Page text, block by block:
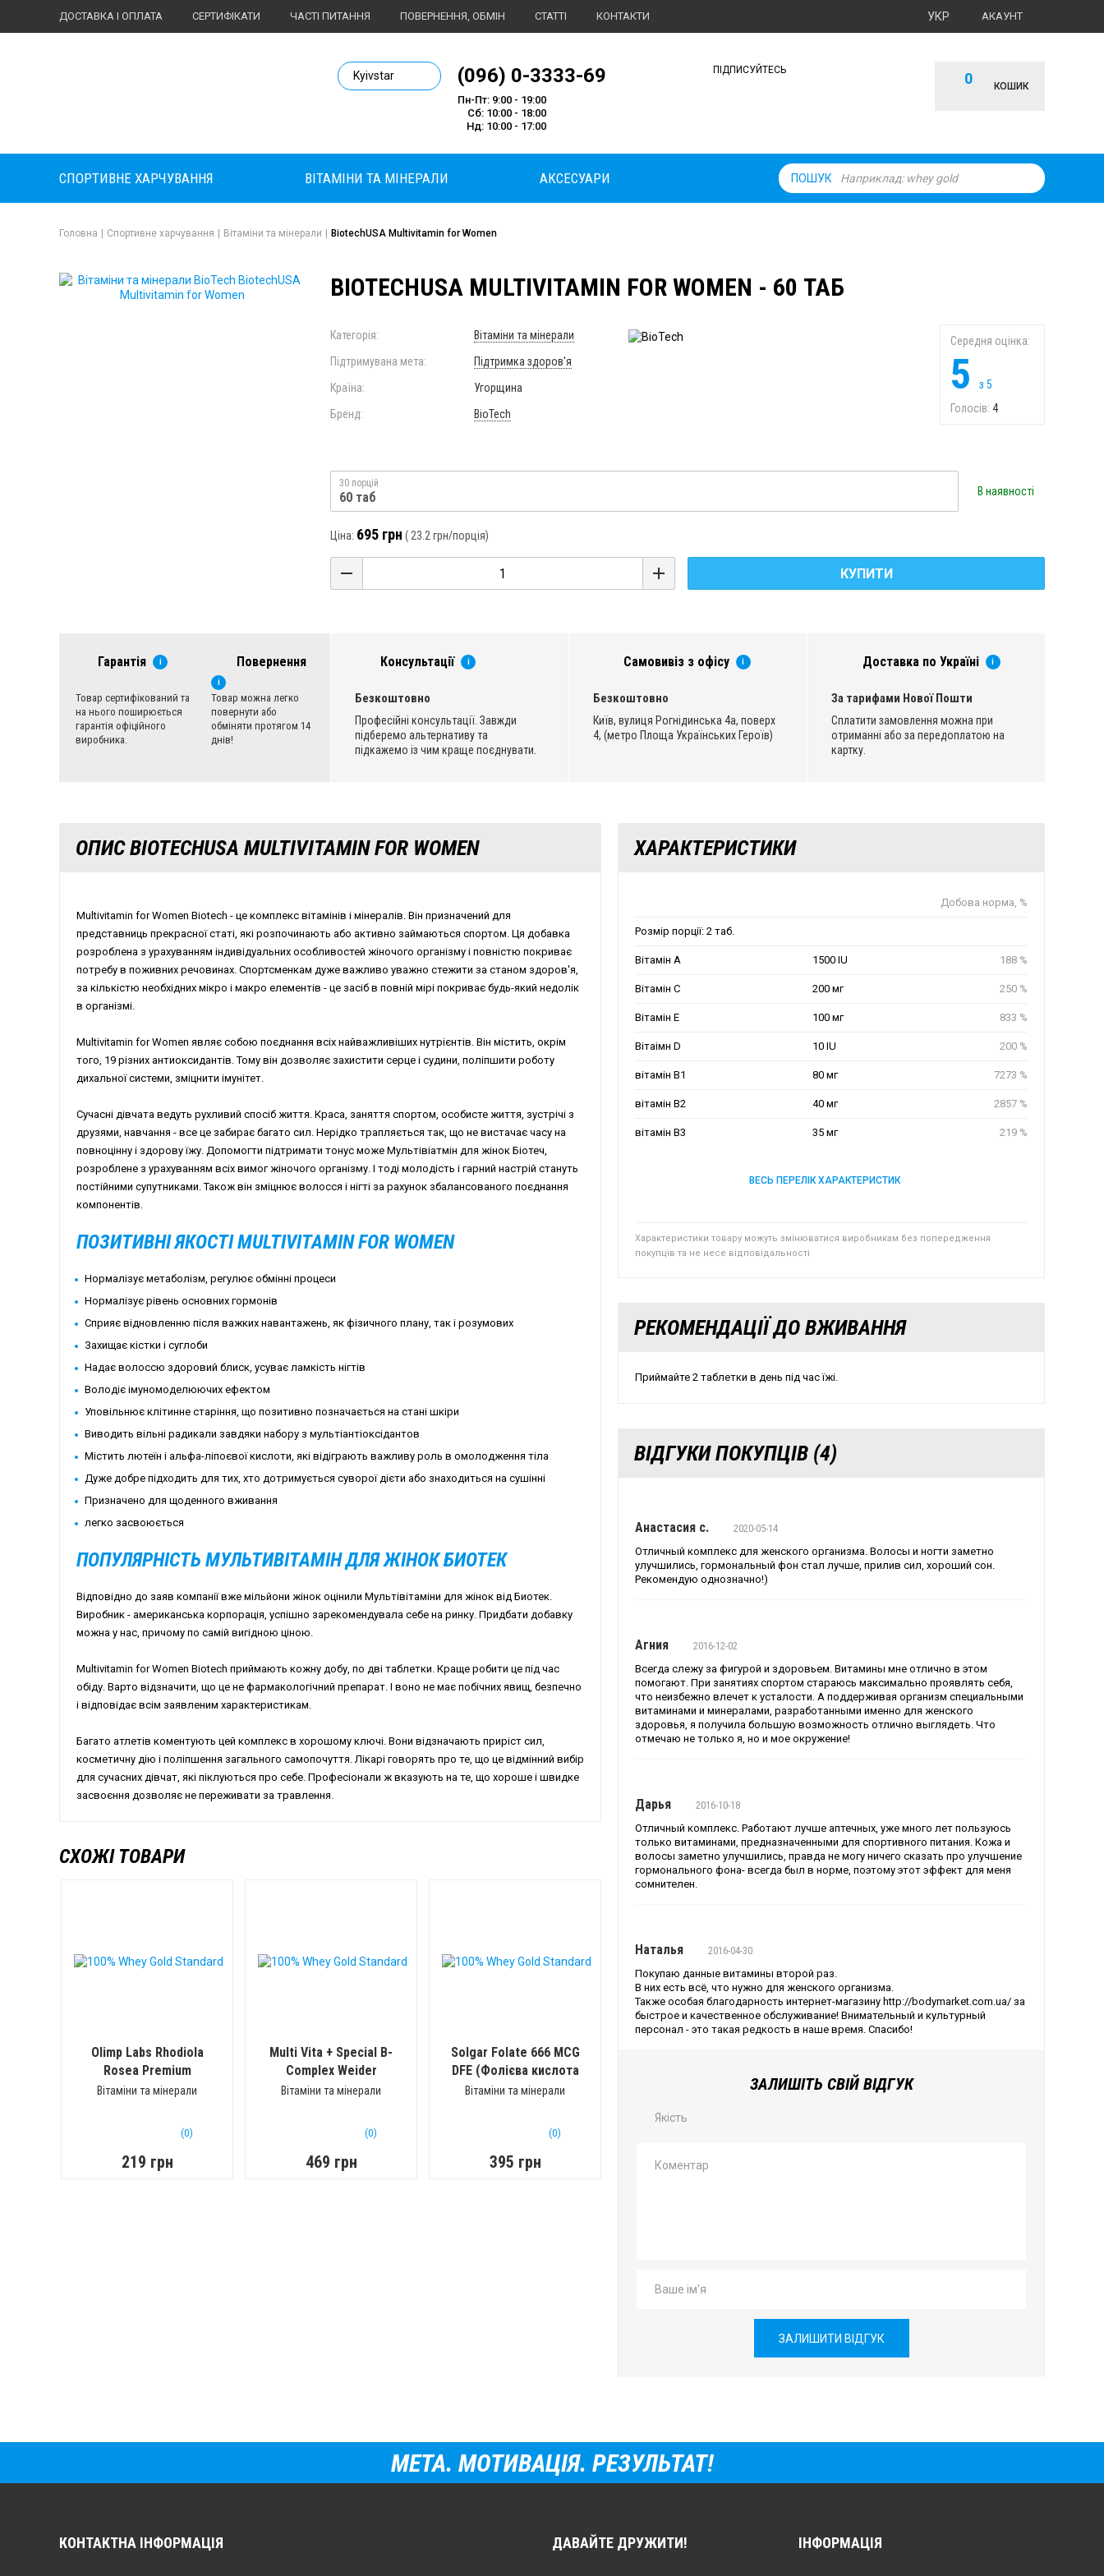
ДОСТАВКА І ОПЛАТА СЕРТИФІКАТИ ЧАСТІ ПИТАННЯ ПОВЕРНЕННЯ, ОБМІН СТАТТІ КОНТАКТИ АКАУНТ
УКР
Body Market №1 магазин спортивного харчування
Kyivstar (096) 0-3333-69
Пн-Пт: 9:00 - 19:00
Сб: 10:00 - 18:00
Нд: 10:00 - 17:00
0 КОШИК
ПІДПИСУЙТЕСЬ
ПОШУК
СПОРТИВНЕ ХАРЧУВАННЯ ВІТАМІНИ ТА МІНЕРАЛИ АКСЕСУАРИ
Головна Спортивне харчування Вітаміни та мінерали BiotechUSA Multivitamin for Women
BIOTECHUSA MULTIVITAMIN FOR WOMEN - 60 ТАБ
Середня оцінка:
5 з 5
Голосів: 4
Категорія:
Вітаміни та мінерали
Підтримувана мета:
Підтримка здоров'я
Країна:
Угорщина
Бренд:
BioTech
30 порцій
60 таб В наявності
Ціна: 695 грн ( 23.2 грн/порція)
КУПИТИ
Гарантія i
Товар сертифікований та
на нього поширюється
гарантія офіційного
виробника.
Повернення
i
Товар можна легко
повернути або
обміняти протягом 14
днів!
Консультації i
Безкоштовно
Професійні консультації. Завжди
підберемо альтернативу та
підкажемо із чим краще поєднувати.
Самовивіз з офісу i
Безкоштовно
Київ, вулиця Рогнідинська 4а, поверх
4, (метро Площа Українських Героїв)
Доставка по Україні i
За тарифами Нової Пошти
Сплатити замовлення можна при
отриманні або за передоплатою на
картку.
ОПИС BIOTECHUSA MULTIVITAMIN FOR WOMEN
Multivitamin for Women Biotech - це комплекс вітамінів і мінералів. Він призначений для
представниць прекрасної статі, які розпочинають або активно займаються спортом. Ця добавка
розроблена з урахуванням індивідуальних особливостей жіночого організму і повністю покриває
потребу в поживних речовинах. Спортсменкам дуже важливо уважно стежити за станом здоров'я,
за кількістю необхідних мікро і макро елементів - це засіб в повній мірі покриває будь-який недолік
в організмі.
Multivitamin for Women являє собою поєднання всіх найважливіших нутрієнтів. Він містить, окрім
того, 19 різних антиоксидантів. Тому він дозволяє захистити серце і судини, поліпшити роботу
дихальної системи, зміцнити імунітет.
Сучасні дівчата ведуть рухливий спосіб життя. Краса, заняття спортом, особисте життя, зустрічі з
друзями, навчання - все це забирає багато сил. Нерідко трапляється так, що не вистачає часу на
повноцінну і здорову їжу. Допомогти підтримати тонус може Мультівіатмін для жінок Біотеч,
розроблене з урахуванням всіх вимог жіночого організму. І тоді молодість і гарний настрій стануть
постійними супутниками. Також він зміцнює волосся і нігті за рахунок збалансованого поєднання
компонентів.
ПОЗИТИВНІ ЯКОСТІ MULTIVITAMIN FOR WOMEN
Нормалізує метаболізм, регулює обмінні процеси
Нормалізує рівень основних гормонів
Сприяє відновленню після важких навантажень, як фізичного плану, так і розумових
Захищає кістки і суглоби
Надає волоссю здоровий блиск, усуває ламкість нігтів
Володіє імуномоделюючих ефектом
Уповільнює клітинне старіння, що позитивно позначається на стані шкіри
Виводить вільні радикали завдяки набору з мультіантіоксідантов
Містить лютеїн і альфа-ліпоєвої кислоти, які відіграють важливу роль в омолодження тіла
Дуже добре підходить для тих, хто дотримується суворої дієти або знаходиться на сушінні
Призначено для щоденного вживання
легко засвоюється
ПОПУЛЯРНІСТЬ МУЛЬТИВІТАМІН ДЛЯ ЖІНОК БИОТЕК
Відповідно до заяв компанії вже мільйони жінок оцінили Мультівітаміни для жінок від Биотек.
Виробник - американська корпорація, успішно зарекомендувала себе на ринку. Придбати добавку
можна у нас, причому по самій вигідною ціною.
Multivitamin for Women Biotech приймають кожну добу, по дві таблетки. Краще робити це під час
обіду. Варто відзначити, що це не фармакологічний препарат. І воно не має побічних явищ, безпечно
і відповідає всім заявленим характеристикам.
Багато атлетів коментують цей комплекс в хорошому ключі. Вони відзначають приріст сил,
косметичну дію і поліпшення загального самопочуття. Лікарі говорять про те, що це відмінний вибір
для сучасних дівчат, які піклуються про себе. Професіонали ж вказують на те, що хороше і швидке
засвоєння дозволяє не переживати за травлення.
СХОЖІ ТОВАРИ
Olimp Labs Rhodiola
Rosea Premium
(30 капс)
Вітаміни та мінерали
(0)
219 грн
Multi Vita + Special B-
Complex Weider
(90 капс)
Вітаміни та мінерали
(0)
469 грн
Solgar Folate 666 MCG
DFE (Фолієва кислота
400 MCG) (250 таб)
Вітаміни та мінерали
(0)
395 грн
ХАРАКТЕРИСТИКИ
Добова норма, %
Розмір порції: 2 таб.
Вітамін А 1500 IU 188 %
Вітамін С 200 мг 250 %
Вітамін Е 100 мг 833 %
Вітаімн D 10 IU 200 %
вітамін В1 80 мг 7273 %
вітамін В2 40 мг 2857 %
вітамін В3 35 мг 219 %
ВЕСЬ ПЕРЕЛІК ХАРАКТЕРИСТИК
Характеристики товару можуть змінюватися виробникам без попередження
покупців та не несе відповідальності
РЕКОМЕНДАЦІЇ ДО ВЖИВАННЯ
Приймайте 2 таблетки в день під час їжі.
ВІДГУКИ ПОКУПЦІВ (4)
Анастасия с.
2020-05-14
Отличный комплекс для женского организма. Волосы и ногти заметно
улучшились, гормональный фон стал лучше, прилив сил, хороший сон.
Рекомендую однозначно!)
Агния
2016-12-02
Всегда слежу за фигурой и здоровьем. Витамины мне отлично в этом
помогают. При занятиях спортом стараюсь максимально проявлять себя,
что неизбежно влечет к усталости. А поддерживая организм специальными
витаминами и минералами, разработанными именно для женского
здоровья, я получила большую возможность отлично выглядеть. Что
отмечаю не только я, но и мое окружение!
Дарья
2016-10-18
Отличный комплекс. Работают лучше аптечных, уже много лет пользуюсь
только витаминами, предназначенными для спортивного питания. Кожа и
волосы заметно улучшились, правда не могу ничего сказать про улучшение
гормонального фона- всегда был в норме, поэтому этот эффект для меня
сомнителен.
Наталья
2016-04-30
Покупаю данные витамины второй раз.
В них есть всё, что нужно для женского организма.
Также особая благодарность интернет-магазину http://bodymarket.com.ua/ за
быстрое и качественное обслуживание! Внимательный и культурный
персонал - это такая редкость в наше время. Спасибо!
ЗАЛИШІТЬ СВІЙ ВІДГУК
Якість
ЗАЛИШИТИ ВІДГУК
МЕТА. МОТИВАЦІЯ. РЕЗУЛЬТАТ!
КОНТАКТНА ІНФОРМАЦІЯ ДАВАЙТЕ ДРУЖИТИ! ІНФОРМАЦІЯ